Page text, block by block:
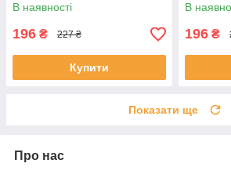
В наявності
196 ₴ 227 ₴
Купити
В
196 ₴
Показати ще
Про нас